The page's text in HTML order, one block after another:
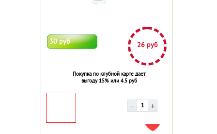
30 руб 26 руб
Покупка по клубной карте дает
выгоду 15% или 4.5 руб
ДОБАВИТЬ В ИЗБРАННОЕ